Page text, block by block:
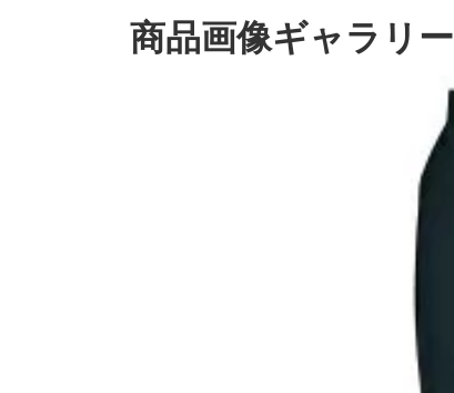
商品画像ギャラリー